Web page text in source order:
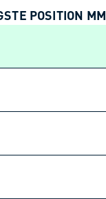
POSITION MM